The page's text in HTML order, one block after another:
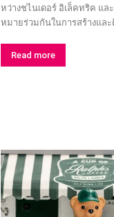
หว่างชไนเดอร์ อิเล็คทริค แล
หมายร่วมกันในการสร้างและ
Read more